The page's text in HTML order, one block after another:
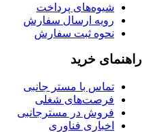
شیوه‌های پرداخت
رویه ارسال سفارش
نحوه ثبت سفارش
راهنمای خرید
تماس با مستر جانبی
فرصت‌های شغلی
فروش در مسترجانبی
اخباری فناوری